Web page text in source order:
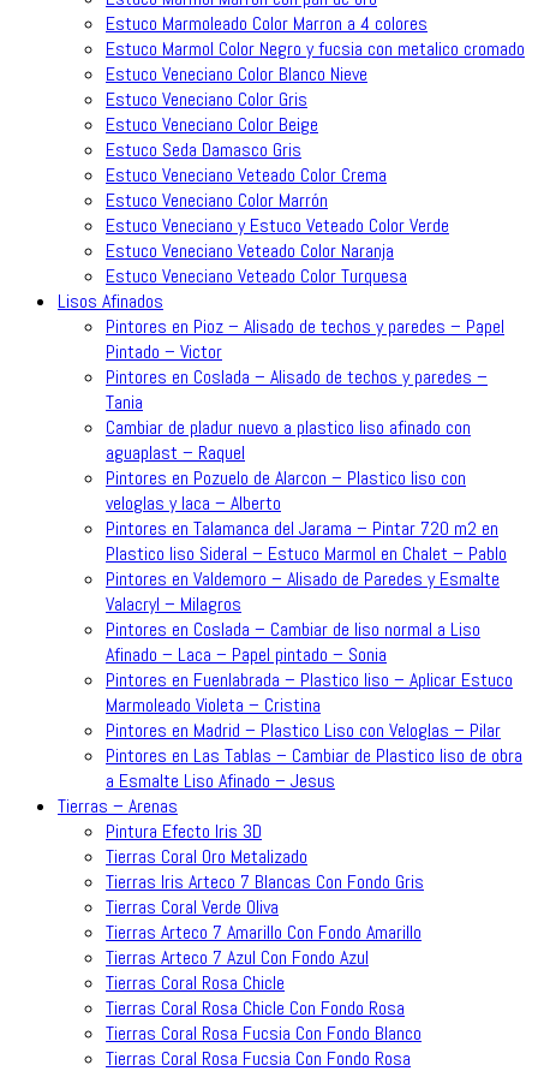
Estuco Marmoleado Color Marron a 4 colores
Estuco Marmol Color Negro y fucsia con metalico cromado
Estuco Veneciano Color Blanco Nieve
Estuco Veneciano Color Gris
Estuco Veneciano Color Beige
Estuco Seda Damasco Gris
Estuco Veneciano Veteado Color Crema
Estuco Veneciano Color Marrón
Estuco Veneciano y Estuco Veteado Color Verde
Estuco Veneciano Veteado Color Naranja
Estuco Veneciano Veteado Color Turquesa
Lisos Afinados
Pintores en Pioz – Alisado de techos y paredes – Papel
Pintado – Victor
Pintores en Coslada – Alisado de techos y paredes –
Tania
Cambiar de pladur nuevo a plastico liso afinado con
aguaplast – Raquel
Pintores en Pozuelo de Alarcon – Plastico liso con
veloglas y laca – Alberto
Pintores en Talamanca del Jarama – Pintar 720 m2 en
Plastico liso Sideral – Estuco Marmol en Chalet – Pablo
Pintores en Valdemoro – Alisado de Paredes y Esmalte
Valacryl – Milagros
Pintores en Coslada – Cambiar de liso normal a Liso
Afinado – Laca – Papel pintado – Sonia
Pintores en Fuenlabrada – Plastico liso – Aplicar Estuco
Marmoleado Violeta – Cristina
Pintores en Madrid – Plastico Liso con Veloglas – Pilar
Pintores en Las Tablas – Cambiar de Plastico liso de obra
a Esmalte Liso Afinado – Jesus
Tierras – Arenas
Pintura Efecto Iris 3D
Tierras Coral Oro Metalizado
Tierras Iris Arteco 7 Blancas Con Fondo Gris
Tierras Coral Verde Oliva
Tierras Arteco 7 Amarillo Con Fondo Amarillo
Tierras Arteco 7 Azul Con Fondo Azul
Tierras Coral Rosa Chicle
Tierras Coral Rosa Chicle Con Fondo Rosa
Tierras Coral Rosa Fucsia Con Fondo Blanco
Tierras Coral Rosa Fucsia Con Fondo Rosa